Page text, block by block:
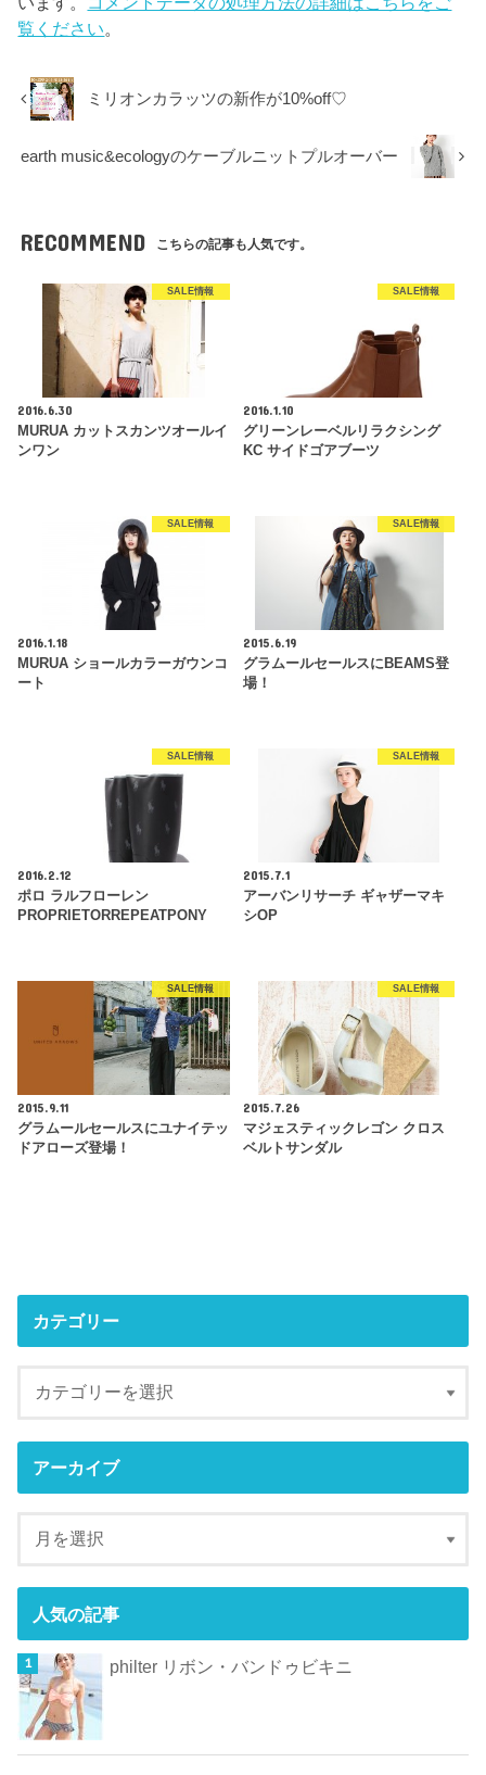
覧ください。
ミリオンカラッツの新作が10%off♡
earth music&ecologyのケーブルニットプルオーバー
RECOMMEND こちらの記事も人気です。
SALE情報
2016.6.30
MURUA カットスカンツオールイ
ンワン
SALE情報
2016.1.10
グリーンレーベルリラクシング
KC サイドゴアブーツ
SALE情報
2016.1.18
MURUA ショールカラーガウンコ
ート
SALE情報
2015.6.19
グラムールセールスにBEAMS登
場！
SALE情報
2016.2.12
ポロ ラルフローレン
PROPRIETORREPEATPONY
SALE情報
2015.7.1
アーバンリサーチ ギャザーマキ
シOP
SALE情報
2015.9.11
グラムールセールスにユナイテッ
ドアローズ登場！
SALE情報
2015.7.26
マジェスティックレゴン クロス
ベルトサンダル
カテゴリー
アーカイブ
人気の記事
philter リボン・バンドゥビキニ